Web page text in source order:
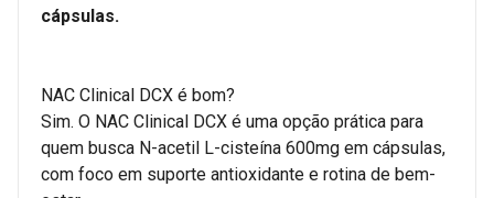
cápsulas.
NAC Clinical DCX é bom?
Sim. O NAC Clinical DCX é uma opção prática para
quem busca N-acetil L-cisteína 600mg em cápsulas,
com foco em suporte antioxidante e rotina de bem-